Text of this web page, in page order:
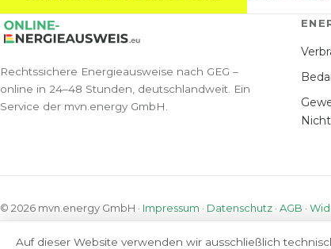
Rechtssichere Energieausweise nach GEG –
online in 24–48 Stunden, deutschlandweit. Ein
Service der mvn.energy GmbH.
© 2026 mvn.energy GmbH · Impressum · Datenschutz · AGB ·
Auf dieser Website verwenden wir ausschließlich